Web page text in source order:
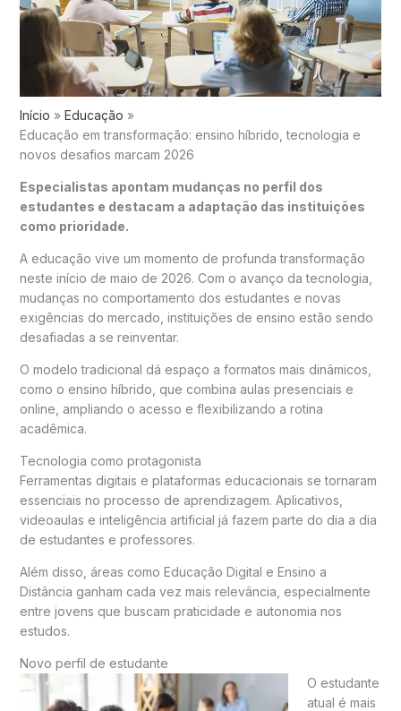
Início
Educação
Educação em transformação: ensino híbrido, tecnologia e
novos desafios marcam 2026
Especialistas apontam mudanças no perfil dos
estudantes e destacam a adaptação das instituições
como prioridade.
A educação vive um momento de profunda transformação
neste início de maio de 2026. Com o avanço da tecnologia,
mudanças no comportamento dos estudantes e novas
exigências do mercado, instituições de ensino estão sendo
desafiadas a se reinventar.
O modelo tradicional dá espaço a formatos mais dinâmicos,
como o ensino híbrido, que combina aulas presenciais e
online, ampliando o acesso e flexibilizando a rotina
acadêmica.
Tecnologia como protagonista
Ferramentas digitais e plataformas educacionais se tornaram
essenciais no processo de aprendizagem. Aplicativos,
videoaulas e inteligência artificial já fazem parte do dia a dia
de estudantes e professores.
Além disso, áreas como Educação Digital e Ensino a
Distância ganham cada vez mais relevância, especialmente
entre jovens que buscam praticidade e autonomia nos
estudos.
Novo perfil de estudante
O estudante
atual é mais